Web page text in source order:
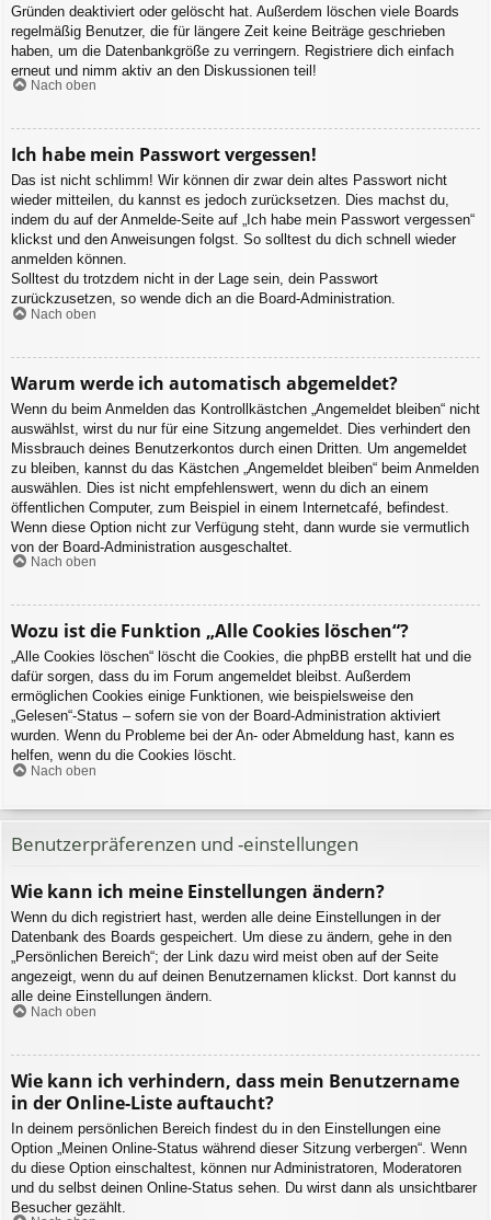
Gründen deaktiviert oder gelöscht hat. Außerdem löschen viele Boards
regelmäßig Benutzer, die für längere Zeit keine Beiträge geschrieben
haben, um die Datenbankgröße zu verringern. Registriere dich einfach
erneut und nimm aktiv an den Diskussionen teil!
Nach oben
Ich habe mein Passwort vergessen!
Das ist nicht schlimm! Wir können dir zwar dein altes Passwort nicht
wieder mitteilen, du kannst es jedoch zurücksetzen. Dies machst du,
indem du auf der Anmelde-Seite auf „Ich habe mein Passwort vergessen“
klickst und den Anweisungen folgst. So solltest du dich schnell wieder
anmelden können.
Solltest du trotzdem nicht in der Lage sein, dein Passwort
zurückzusetzen, so wende dich an die Board-Administration.
Nach oben
Warum werde ich automatisch abgemeldet?
Wenn du beim Anmelden das Kontrollkästchen „Angemeldet bleiben“ nicht
auswählst, wirst du nur für eine Sitzung angemeldet. Dies verhindert den
Missbrauch deines Benutzerkontos durch einen Dritten. Um angemeldet
zu bleiben, kannst du das Kästchen „Angemeldet bleiben“ beim Anmelden
auswählen. Dies ist nicht empfehlenswert, wenn du dich an einem
öffentlichen Computer, zum Beispiel in einem Internetcafé, befindest.
Wenn diese Option nicht zur Verfügung steht, dann wurde sie vermutlich
von der Board-Administration ausgeschaltet.
Nach oben
Wozu ist die Funktion „Alle Cookies löschen“?
„Alle Cookies löschen“ löscht die Cookies, die phpBB erstellt hat und die
dafür sorgen, dass du im Forum angemeldet bleibst. Außerdem
ermöglichen Cookies einige Funktionen, wie beispielsweise den
„Gelesen“-Status – sofern sie von der Board-Administration aktiviert
wurden. Wenn du Probleme bei der An- oder Abmeldung hast, kann es
helfen, wenn du die Cookies löscht.
Nach oben
Benutzerpräferenzen und -einstellungen
Wie kann ich meine Einstellungen ändern?
Wenn du dich registriert hast, werden alle deine Einstellungen in der
Datenbank des Boards gespeichert. Um diese zu ändern, gehe in den
„Persönlichen Bereich“; der Link dazu wird meist oben auf der Seite
angezeigt, wenn du auf deinen Benutzernamen klickst. Dort kannst du
alle deine Einstellungen ändern.
Nach oben
Wie kann ich verhindern, dass mein Benutzername
in der Online-Liste auftaucht?
In deinem persönlichen Bereich findest du in den Einstellungen eine
Option „Meinen Online-Status während dieser Sitzung verbergen“. Wenn
du diese Option einschaltest, können nur Administratoren, Moderatoren
und du selbst deinen Online-Status sehen. Du wirst dann als unsichtbarer
Besucher gezählt.